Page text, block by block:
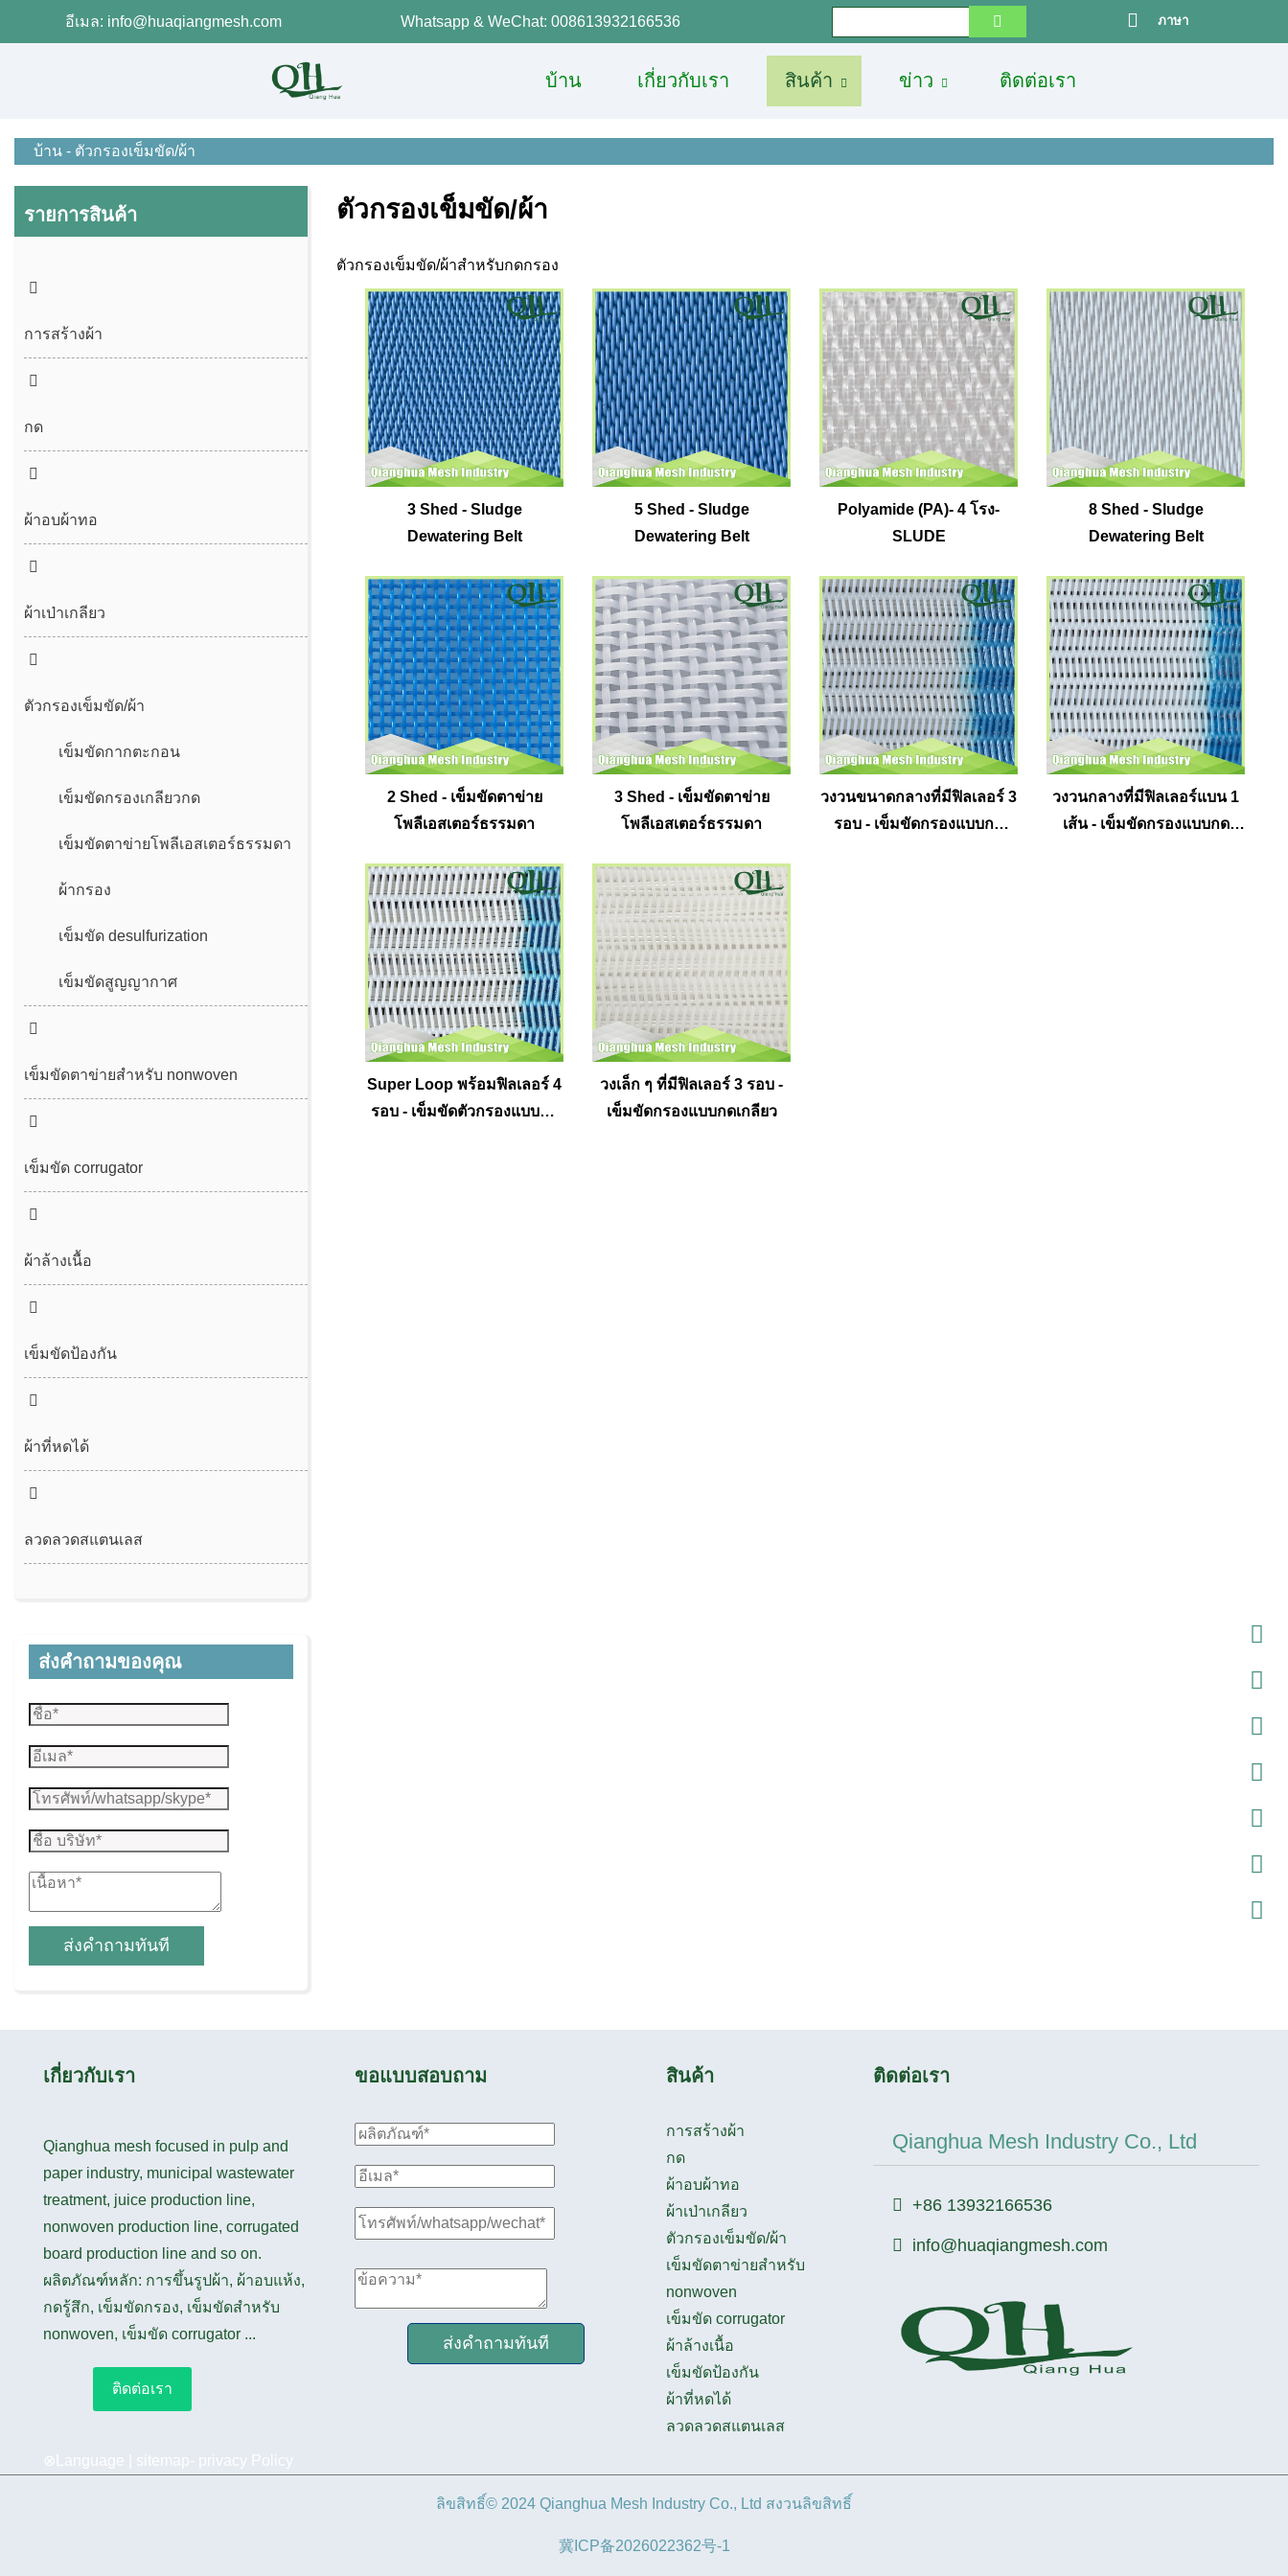
อีเมล: info@huaqiangmesh.com Whatsapp & WeChat: 008613932166536 ภาษา
บ้าน เกี่ยวกับเรา สินค้า ข่าว ติดต่อเรา
บ้าน - ตัวกรองเข็มขัด/ผ้า
รายการสินค้า
การสร้างผ้า
กด
ตะเข็บไม่มีที่สิ้นสุด
ผ้าอบผ้าทอ
ผ้าเป่าเกลียว
ตัวกรองเข็มขัด/ผ้า
เข็มขัดกากตะกอน
เข็มขัดกรองเกลียวกด
เข็มขัดตาข่ายโพลีเอสเตอร์ธรรมดา
ผ้ากรอง
เข็มขัด desulfurization
เข็มขัดสูญญากาศ
เข็มขัดตาข่ายสำหรับ nonwoven
เข็มขัดตาข่าย spunbond/meltblown
เข็มขัด corrugator
ผ้าล้างเนื้อ
เข็มขัดป้องกัน
ผ้าที่หดได้
ลวดลวดสแตนเลส
ส่งคำถามของคุณ
ส่งคำถามทันที
ตัวกรองเข็มขัด/ผ้า
ตัวกรองเข็มขัด/ผ้าสำหรับกดกรอง
3 Shed - Sludge
Dewatering Belt
5 Shed - Sludge
Dewatering Belt
Polyamide (PA)- 4 โรง-
SLUDE
8 Shed - Sludge
Dewatering Belt
2 Shed - เข็มขัดตาข่าย
โพลีเอสเตอร์ธรรมดา
3 Shed - เข็มขัดตาข่าย
โพลีเอสเตอร์ธรรมดา
วงวนขนาดกลางที่มีฟิลเลอร์ 3
รอบ - เข็มขัดกรองแบบกด
วงวนกลางที่มีฟิลเลอร์แบน 1
เส้น - เข็มขัดกรองแบบกด
Super Loop พร้อมฟิลเลอร์ 4
รอบ - เข็มขัดตัวกรองแบบกด
วงเล็ก ๆ ที่มีฟิลเลอร์ 3 รอบ -
เข็มขัดกรองแบบกดเกลียว
เกี่ยวกับเรา
Qianghua mesh focused in pulp and
paper industry, municipal wastewater
treatment, juice production line,
nonwoven production line, corrugated
board production line and so on.
ผลิตภัณฑ์หลัก: การขึ้นรูปผ้า, ผ้าอบแห้ง,
กดรู้สึก, เข็มขัดกรอง, เข็มขัดสำหรับ
nonwoven, เข็มขัด corrugator ...
ติดต่อเรา
⊗Language | sitemap- privacy Policy
ขอแบบสอบถาม
ส่งคำถามทันที
สินค้า
การสร้างผ้า
กด
ผ้าอบผ้าทอ
ผ้าเป่าเกลียว
ตัวกรองเข็มขัด/ผ้า
เข็มขัดตาข่ายสำหรับ
nonwoven
เข็มขัด corrugator
ผ้าล้างเนื้อ
เข็มขัดป้องกัน
ผ้าที่หดได้
ลวดลวดสแตนเลส
ติดต่อเรา
Qianghua Mesh Industry Co., Ltd
+86 13932166536
info@huaqiangmesh.com
ลิขสิทธิ์© 2024 Qianghua Mesh Industry Co., Ltd สงวนลิขสิทธิ์
冀ICP备2026022362号-1